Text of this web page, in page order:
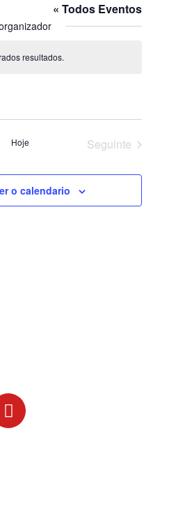
« Todos Eventos
resultados.
Hoje
Seguinte
o calendario